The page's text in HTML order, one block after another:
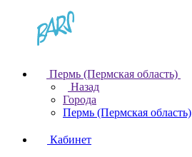
Пермь (Пермская область)
Назад
Города
Пермь (Пермская область)
Кабинет